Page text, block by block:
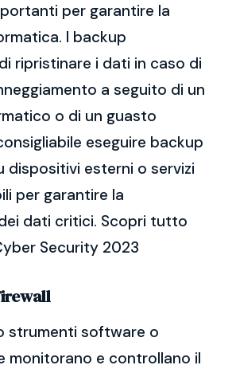
per garantire la
I backup
ripristinare i dati in caso di
a seguito di un
o di un guasto
eseguire backup
dispositivi esterni o servizi
per garantire la
dati critici. Scopri tutto
Security 2023
strumenti software o
monitorano e controllano il